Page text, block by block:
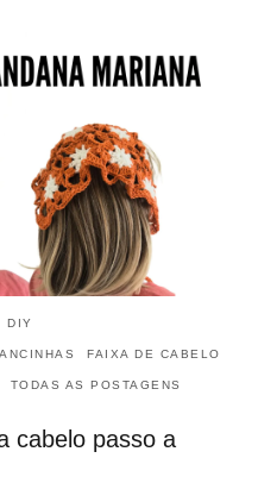
DIY
FAIXA DE CABELO
TODAS AS POSTAGENS
cabelo passo a